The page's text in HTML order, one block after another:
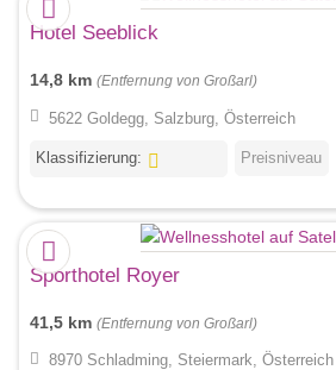
Hotel Seeblick
14,8 km (Entfernung von Großarl)
5622 Goldegg, Salzburg, Österreich
Klassifizierung: Preisniveau
Sporthotel Royer
41,5 km (Entfernung von Großarl)
8970 Schladming, Steiermark, Österreich